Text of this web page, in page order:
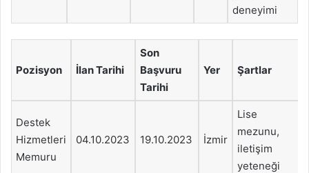
deneyimi
Pozisyon İlan Tarihi
Son
Başvuru
Tarihi
Yer Şartlar
Destek
Hizmetleri
Memuru
04.10.2023 19.10.2023 İzmir
Lise
mezunu,
iletişim
yeteneği